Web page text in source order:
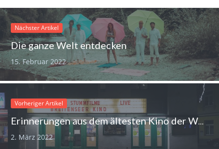
Nächster Artikel
Die ganze Welt entdecken
15. Februar 2022
Vorheriger Artikel
Erinnerungen aus dem ältesten Kino der Welt
2. März 2022